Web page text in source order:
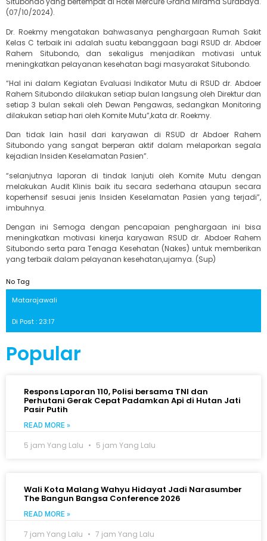
(07/10/2024).
Dr. Roekmy mengatakan bahwasanya penghargaan Rumah Sakit
Kelas C terbaik ini adalah suatu kebanggaan bagi RSUD dr. Abdoer
Rahem Situbondo, dan sekaligus menjadikan motivasi untuk
meningkatkan pelayanan kesehatan bagi masyarakat Situbondo.
“Hal ini dalam Kegiatan Evaluasi Indikator Mutu di RSUD dr. Abdoer
Rahem Situbondo dilakukan setiap bulan langsung oleh Direktur dan
setiap 3 bulan sekali oleh Dewan Pengawas, sedangkan Monitoring
dilakukan setiap hari oleh Komite Mutu”,kata dr. Roekmy.
Dan tidak lain hasil dari karyawan di RSUD dr Abdoer Rahem
Situbondo yang sangat berperan aktif dalam melaporkan segala
kejadian Insiden Keselamatan Pasien”.
“selanjutnya laporan di tindak lanjuti oleh Komite Mutu dengan
melakukan Audit Klinis baik itu secara sederhana ataupun secara
koperhensif sesuai jenis Insiden Keselamatan Pasien yang terjadi”,
imbuhnya.
Dengan ini Semoga dengan pencapaian penghargaan ini bisa
meningkatkan motivasi kinerja karyawan RSUD dr. Abdoer Rahem
Situbondo serta para Tenaga Kesehatan (Nakes) untuk memberikan
yang terbaik dalam pelayanan kesehatan,ujarnya. (Sup)
No Tag
Matarajawali
Di Post : 23:17
Popular
Respons Laporan 110, Polisi bersama TNI dan
Perhutani Gerak Cepat Padamkan Api di Hutan Jati
Pasir Putih
READ MORE »
5 jam Yang Lalu 5 jam Yang Lalu
Wali Kota Malang Wahyu Hidayat Jadi Narasumber
The Bangun Bangsa Conference 2026
READ MORE »
7 jam Yang Lalu 7 jam Yang Lalu